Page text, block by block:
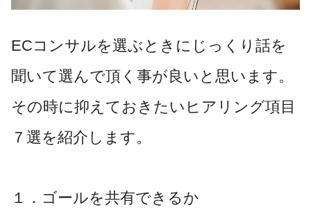
ECコンサルを選ぶときにじっくり話を
聞いて選んで頂く事が良いと思います。
その時に抑えておきたいヒアリング項目
７選を紹介します。
１．ゴールを共有できるか